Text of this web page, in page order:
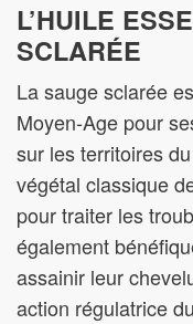
L’HUILE
SCLARÉE
La sauge sclarée
Moyen-Age pour
sur les territoires
végétal classique
pour traiter les
également
assainir leur
action régulatrice